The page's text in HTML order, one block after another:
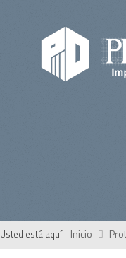
Usted está aquí: Inicio